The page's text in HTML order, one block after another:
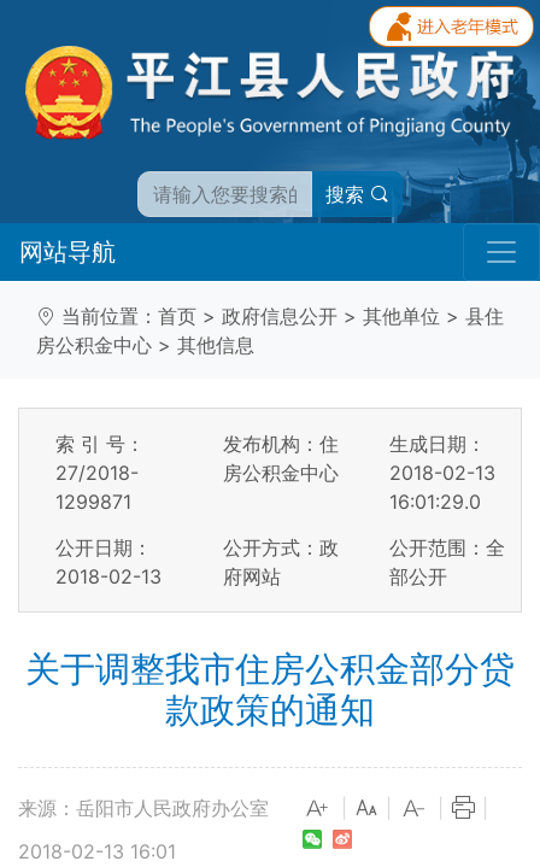
搜索
网站导航
当前位置： 首页 > 政府信息公开 > 其他单位 > 县住
房公积金中心 > 其他信息
索 引 号：
27/2018-
1299871
发布机构：住
房公积金中心
生成日期：
2018-02-13
16:01:29.0
公开日期：
2018-02-13
公开方式：政
府网站
公开范围：全
部公开
关于调整我市住房公积金部分贷
款政策的通知
来源：岳阳市人民政府办公室
2018-02-13 16:01